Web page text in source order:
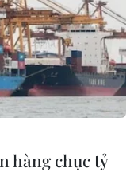
lời cáo buộc của
“trường hợp bị
giữ” trong các
hàng chục tỷ